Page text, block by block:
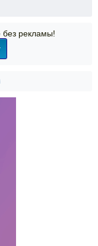
без рекламы!